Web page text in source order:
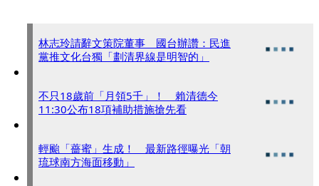
林志玲請辭文策院董事 國台辦讚：民進
黨推文化台獨「劃清界線是明智的」
不只18歲前「月領5千」！ 賴清德今
11:30公布18項補助措施搶先看
輕颱「薔蜜」生成！ 最新路徑曝光「朝
琉球南方海面移動」